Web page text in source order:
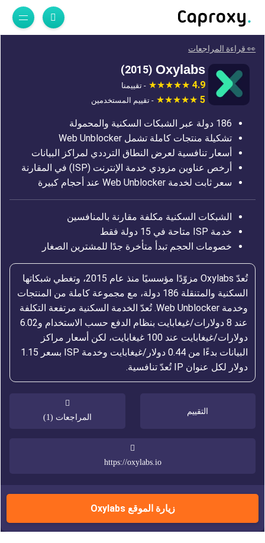
👀 قراءة المراجعات
Oxylabs
(2015)
4.9 - تقييمنا
5 - تقييم المستخدمين
186 دولة عبر الشبكات السكنية والمحمولة
تشكيلة منتجات كاملة تشمل Web Unblocker
أسعار تنافسية لعرض النطاق الترددي لمراكز البيانات
أرخص عناوين مزودي خدمة الإنترنت (ISP) في المقارنة
سعر ثابت لخدمة Web Unblocker عند أحجام كبيرة
الشبكات السكنية مكلفة مقارنة بالمنافسين
خدمة ISP متاحة في 15 دولة فقط
خصومات الحجم تبدأ متأخرة جدًا للمشترين الصغار
تُعدّ Oxylabs مزوّدًا مؤسسيًا منذ عام 2015، وتغطي شبكاتها
السكنية والمتنقلة 186 دولة، مع مجموعة كاملة من المنتجات
وخدمة Web Unblocker. تُعدّ الخدمة السكنية مرتفعة التكلفة
عند 8 دولارات/غيغابايت بنظام الدفع حسب الاستخدام و6.02
دولارات/غيغابايت عند 100 غيغابايت، لكن أسعار مراكز
البيانات بدءًا من 0.44 دولار/غيغابايت وخدمة ISP بسعر 1.15
دولار لكل عنوان IP تُعدّ تنافسية.
التقييم
المراجعات (1)
https://oxylabs.io
زيارة الموقع Oxylabs